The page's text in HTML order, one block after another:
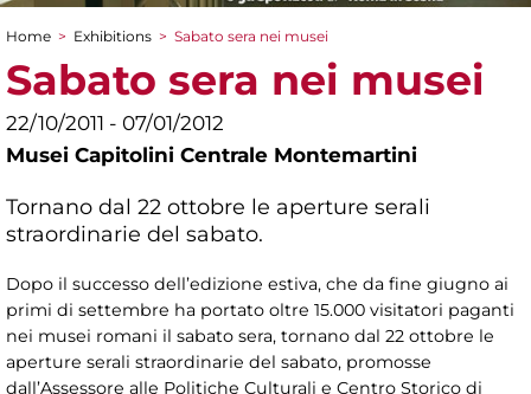
You are here
Home > Exhibitions > Sabato sera nei musei
Sabato sera nei musei
22/10/2011 - 07/01/2012
Musei Capitolini Centrale Montemartini
Tornano dal 22 ottobre le aperture serali
straordinarie del sabato.
Dopo il successo dell’edizione estiva, che da fine giugno ai
primi di settembre ha portato oltre 15.000 visitatori paganti
nei musei romani il sabato sera, tornano dal 22 ottobre le
aperture serali straordinarie del sabato, promosse
dall’Assessore alle Politiche Culturali e Centro Storico di